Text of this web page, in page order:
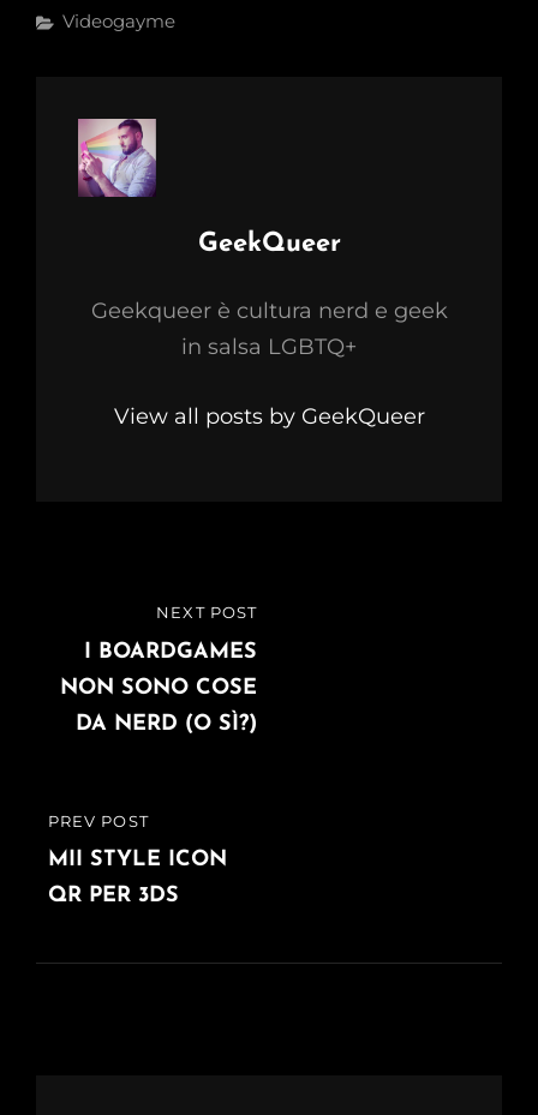
Categories
Videogayme
Author:
GeekQueer
Geekqueer è cultura nerd e geek
in salsa LGBTQ+
View all posts by GeekQueer
Navigazione
articoli
PREVIOUS
POST
PREV POST
MII STYLE ICON
QR PER 3DS
POST
NEXT POST
I BOARDGAMES
NON SONO COSE
DA NERD (O SÌ?)